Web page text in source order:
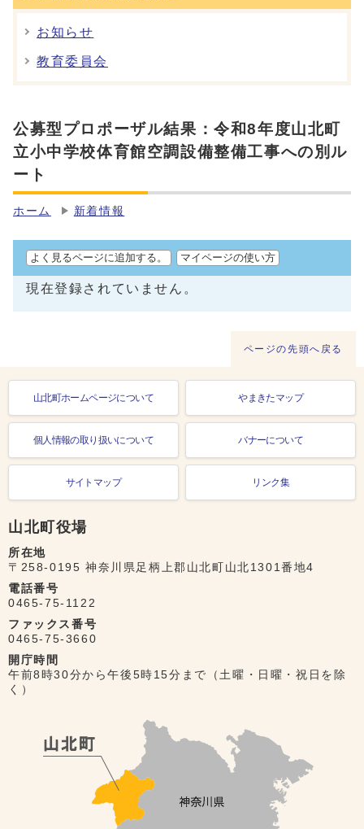
お知らせ
教育委員会
公募型プロポーザル結果：令和8年度山北町
立小中学校体育館空調設備整備工事への別ル
ート
ホーム 新着情報
よく見るページに追加する。 マイページの使い方
現在登録されていません。
ページの先頭へ戻る
山北町ホームページについて やまきたマップ
個人情報の取り扱いについて バナーについて
サイトマップ リンク集
山北町役場
所在地
〒258-0195 神奈川県足柄上郡山北町山北1301番地4
電話番号
0465-75-1122
ファックス番号
0465-75-3660
開庁時間
午前8時30分から午後5時15分まで（土曜・日曜・祝日を除
く）